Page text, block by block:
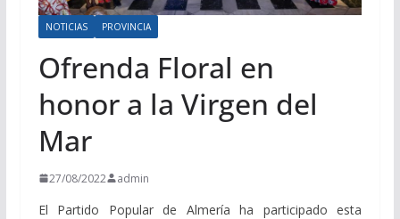
NOTICIAS PROVINCIA
Ofrenda Floral en
honor a la Virgen del
Mar
27/08/2022 admin
El Partido Popular de Almería ha participado esta